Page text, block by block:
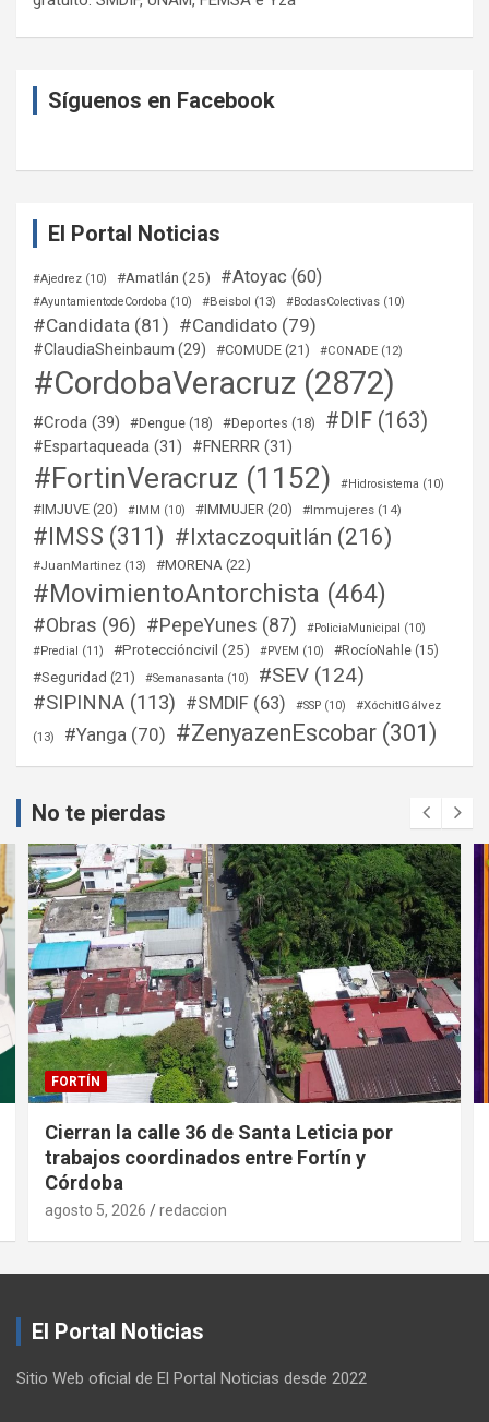
Síguenos en Facebook
El Portal Noticias
#Ajedrez (10) #Amatlán (25) #Atoyac (60)
#AyuntamientodeCordoba (10) #Beisbol (13) #BodasColectivas (10)
#Candidata (81) #Candidato (79)
#ClaudiaSheinbaum (29) #COMUDE (21) #CONADE (12)
#CordobaVeracruz (2872)
#Croda (39) #Dengue (18) #Deportes (18) #DIF (163)
#Espartaqueada (31) #FNERRR (31)
#FortinVeracruz (1152) #Hidrosistema (10)
#IMJUVE (20) #IMM (10) #IMMUJER (20) #Immujeres (14)
#IMSS (311) #Ixtaczoquitlán (216)
#JuanMartinez (13) #MORENA (22)
#MovimientoAntorchista (464)
#Obras (96) #PepeYunes (87) #PoliciaMunicipal (10)
#Predial (11) #Proteccióncivil (25) #PVEM (10) #RocíoNahle (15)
#Seguridad (21) #Semanasanta (10) #SEV (124)
#SIPINNA (113) #SMDIF (63) #SSP (10) #XóchitlGálvez
(13) #Yanga (70) #ZenyazenEscobar (301)
No te pierdas
FORTÍN
Cierran la calle 36 de Santa Leticia por
trabajos coordinados entre Fortín y
Córdoba
agosto 5, 2026 redaccion
El Portal Noticias
Sitio Web oficial de El Portal Noticias desde 2022